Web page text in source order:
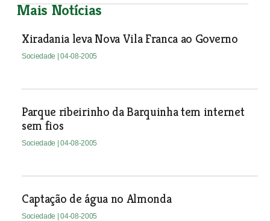
Mais Notícias
Xiradania leva Nova Vila Franca ao Governo
Sociedade | 04-08-2005
Parque ribeirinho da Barquinha tem internet
sem fios
Sociedade | 04-08-2005
Captação de água no Almonda
Sociedade | 04-08-2005